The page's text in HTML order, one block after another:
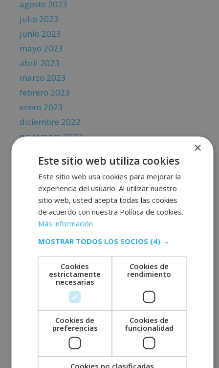
agosto 2023
julio 2023
junio 2023
mayo 2023
abril 2023
marzo 2023
febrero 2023
enero 2023
diciembre 2022
noviembre 2022
septiembre 2022
agosto 2022
julio 2022
junio 2022
mayo 2022
abril 2022
marzo 2022
febrero 2022
enero 2022
diciembre 2021
noviembre 2021
octubre 2021
septiembre 2021
agosto 2021
×
Este sitio web utiliza cookies
Este sitio web usa cookies para mejorar la
experiencia del usuario. Al utilizar nuestro
sitio web, usted acepta todas las cookies
de acuerdo con nuestra Política de cookies.
Más información
MOSTRAR TODOS LOS SOCIOS (4) →
Cookies
estrictamente
necesarias
Cookies de
rendimiento
Cookies de
preferencias
Cookies de
funcionalidad
Cookies no clasificadas